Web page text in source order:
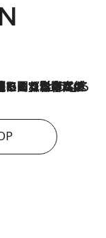
る影響はいつまで続く？《エネルギー専門家に聞く“どうなる日本の暮らし”》